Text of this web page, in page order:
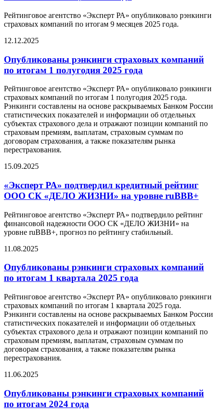
Рейтинговое агентство «Эксперт РА» опубликовало рэнкинги
страховых компаний по итогам 9 месяцев 2025 года.
12.12.2025
Опубликованы рэнкинги страховых компаний
по итогам 1 полугодия 2025 года
Рейтинговое агентство «Эксперт РА» опубликовало рэнкинги
страховых компаний по итогам 1 полугодия 2025 года.
Рэнкинги составлены на основе раскрываемых Банком России
статистических показателей и информации об отдельных
субъектах страхового дела и отражают позиции компаний по
страховым премиям, выплатам, страховым суммам по
договорам страхования, а также показателям рынка
перестрахования.
15.09.2025
«Эксперт РА» подтвердил кредитный рейтинг
ООО СК «ДЕЛО ЖИЗНИ» на уровне ruBBB+
Рейтинговое агентство «Эксперт РА» подтвердило рейтинг
финансовой надежности ООО СК «ДЕЛО ЖИЗНИ» на
уровне ruBBB+, прогноз по рейтингу стабильный.
11.08.2025
Опубликованы рэнкинги страховых компаний
по итогам 1 квартала 2025 года
Рейтинговое агентство «Эксперт РА» опубликовало рэнкинги
страховых компаний по итогам 1 квартала 2025 года.
Рэнкинги составлены на основе раскрываемых Банком России
статистических показателей и информации об отдельных
субъектах страхового дела и отражают позиции компаний по
страховым премиям, выплатам, страховым суммам по
договорам страхования, а также показателям рынка
перестрахования.
11.06.2025
Опубликованы рэнкинги страховых компаний
по итогам 2024 года